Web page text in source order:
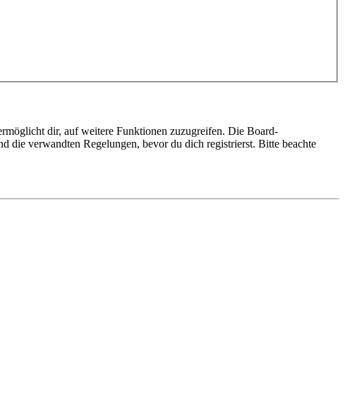
dir, auf weitere Funktionen zuzugreifen. Die Board-
die verwandten Regelungen, bevor du dich registrierst. Bitte beachte